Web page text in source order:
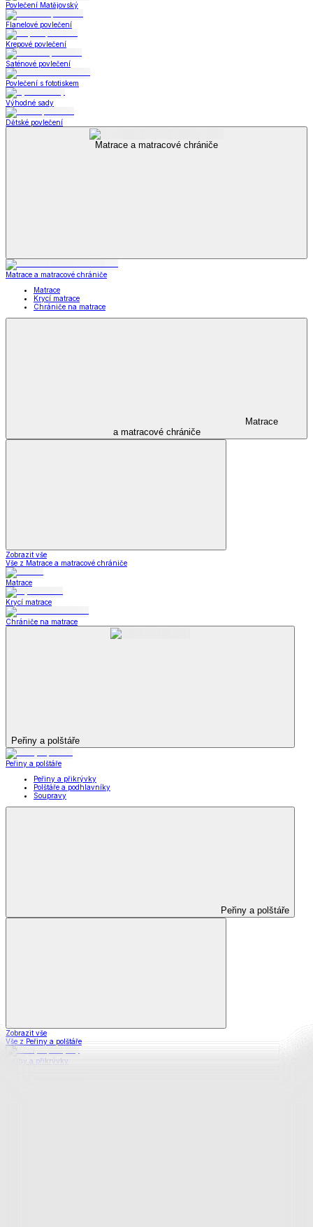
Povlečení Matějovský
Flanelové povlečení
Krepové povlečení
Saténové povlečení
Povlečení s fototiskem
Výhodné sady
Dětské povlečení
Matrace a matracové chrániče
Matrace a matracové chrániče
Matrace
Krycí matrace
Chrániče na matrace
Matrace
a matracové chrániče
Zobrazit vše
Vše z Matrace a matracové chrániče
Matrace
Krycí matrace
Chrániče na matrace
Peřiny a polštáře
Peřiny a polštáře
Peřiny a přikrývky
Polštáře a podhlavníky
Soupravy
Peřiny a polštáře
Zobrazit vše
Vše z Peřiny a polštáře
Peřiny a přikrývky